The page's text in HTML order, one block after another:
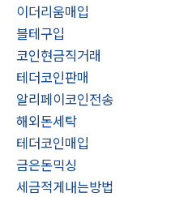
이더리움매입
블테구입
코인현금직거래
테더코인판매
알리페이코인전송
해외돈세탁
테더코인매입
금은돈믹싱
세금적게내는방법